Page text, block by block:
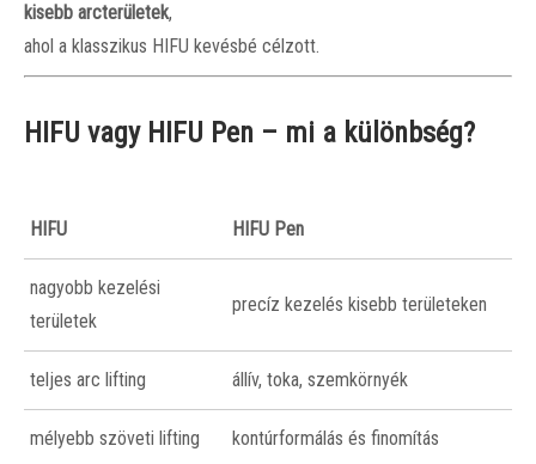
kisebb arcterületek,
ahol a klasszikus HIFU kevésbé célzott.
HIFU vagy HIFU Pen – mi a különbség?
HIFU HIFU Pen
nagyobb kezelési
területek
precíz kezelés kisebb területeken
teljes arc lifting állív, toka, szemkörnyék
mélyebb szöveti lifting kontúrformálás és finomítás